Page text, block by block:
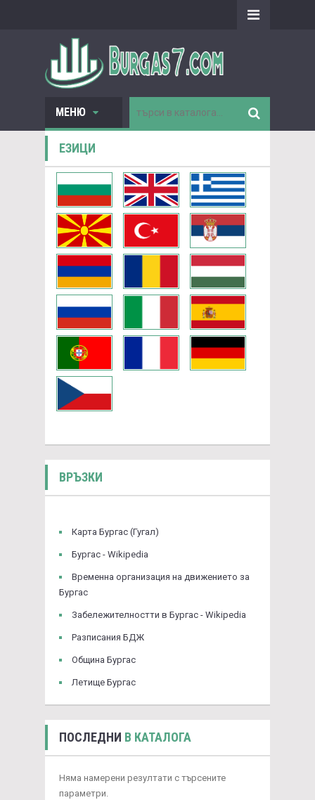
МЕНЮ
ЕЗИЦИ
ВРЪЗКИ
Карта Бургас (Гугал)
Бургас - Wikipedia
Временна организация на движението за
Бургас
Забележителностти в Бургас - Wikipedia
Разписания БДЖ
Община Бургас
Летище Бургас
ПОСЛЕДНИ В КАТАЛОГА
Няма намерени резултати с търсените
параметри.